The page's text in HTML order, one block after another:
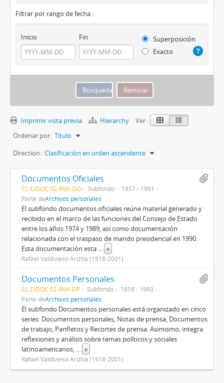
Filtrar por rango de fecha :
Inicio Fin
Superposición
Exacto
Imprimir vista previa Hierarchy
Ver :
Ordenar por: Título
Direction: Clasificación en orden ascendente
Documentos Oficiales
CL CIDOC 02-RVA-DO Subfondo
1957 - 1991
Parte deArchivos personales
El subfondo documentos oficiales reúne material generado y
recibido en el marco de las funciones del Consejo de Estado
entre los años 1974 y 1989, así como documentación
relacionada con el traspaso de mando presidencial en 1990.
Esta documentación esta ... »
Rafael Valdivieso Ariztía (1918-2001)
Documentos Personales
CL CIDOC 02-RVA-DP Subfondo
1818 - 1993
Parte deArchivos personales
El subfondo Documentos personales está organizado en cinco
series: Documentos personales, Notas de prensa, Documentos
de trabajo, Panfletos y Recortes de prensa. Asimismo, integra
reflexiones y análisis sobre temas políticos y sociales
latinoamericanos, ... »
Rafael Valdivieso Ariztía (1918-2001)